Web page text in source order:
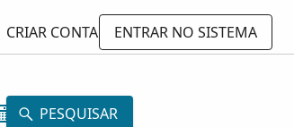
CRIAR CONTA
ENTRAR NO SISTEMA
PESQUISAR